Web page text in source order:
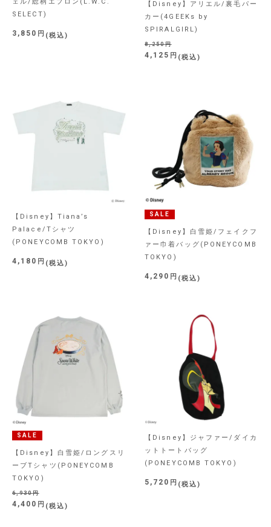
SELECT)
3,850 税込
【Disney】アリエル/裏毛パー
カー(4GEEKs by
SPIRALGIRL)
8,250
4,125 税込
【Disney】Tiana’s
Palace/Tシャツ
(PONEYCOMB TOKYO)
4,180 税込
SALE
【Disney】白雪姫/フェイクフ
ァー巾着バッグ(PONEYCOMB
TOKYO)
4,290 税込
SALE
【Disney】白雪姫/ロングスリ
ーブTシャツ(PONEYCOMB
TOKYO)
6,930
4,400 税込
【Disney】ジャファー/ダイカ
ットトートバッグ
(PONEYCOMB TOKYO)
5,720 税込